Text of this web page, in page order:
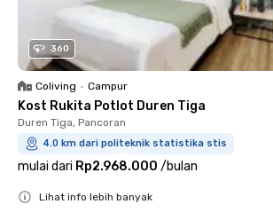
360
Coliving • Campur
Kost Rukita Potlot Duren Tiga
Duren Tiga, Pancoran
4.0 km dari politeknik statistika stis
mulai dari Rp2.968.000 /bulan
Lihat info lebih banyak